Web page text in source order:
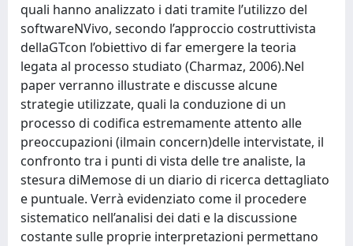
quali hanno analizzato i dati tramite l’utilizzo del
softwareNVivo, secondo l’approccio costruttivista
dellaGTcon l’obiettivo di far emergere la teoria
legata al processo studiato (Charmaz, 2006).Nel
paper verranno illustrate e discusse alcune
strategie utilizzate, quali la conduzione di un
processo di codifica estremamente attento alle
preoccupazioni (ilmain concern)delle intervistate, il
confronto tra i punti di vista delle tre analiste, la
stesura diMemose di un diario di ricerca dettagliato
e puntuale. Verrà evidenziato come il procedere
sistematico nell’analisi dei dati e la discussione
costante sulle proprie interpretazioni permettano